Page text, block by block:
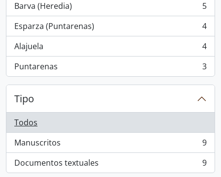
Barva (Heredia)
, 5 resultados
5
Esparza (Puntarenas)
, 4 resultados
4
Alajuela
, 4 resultados
4
Puntarenas
, 3 resultados 3
Tipo
Todos
Manuscritos
, 9 resultados
9
Documentos textuales
, 9 resultados 9